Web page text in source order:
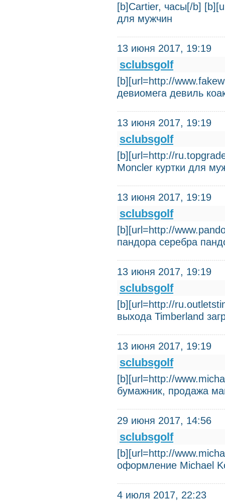
[b]Cartier, часы[/b]
для мужчин
13 июня 2017, 19:19
sclubsgolf
[b][url=http://
девиомега девиль
13 июня 2017, 19:19
sclubsgolf
[b][url=http://
Moncler куртки для
13 июня 2017, 19:19
sclubsgolf
[b][url=http://
пандора серебра
13 июня 2017, 19:19
sclubsgolf
[b][url=http://
выхода Timberland
13 июня 2017, 19:19
sclubsgolf
[b][url=http://
бумажник, продажа
29 июня 2017, 14:56
sclubsgolf
[b][url=http://
оформление Michael
4 июля 2017, 22:23